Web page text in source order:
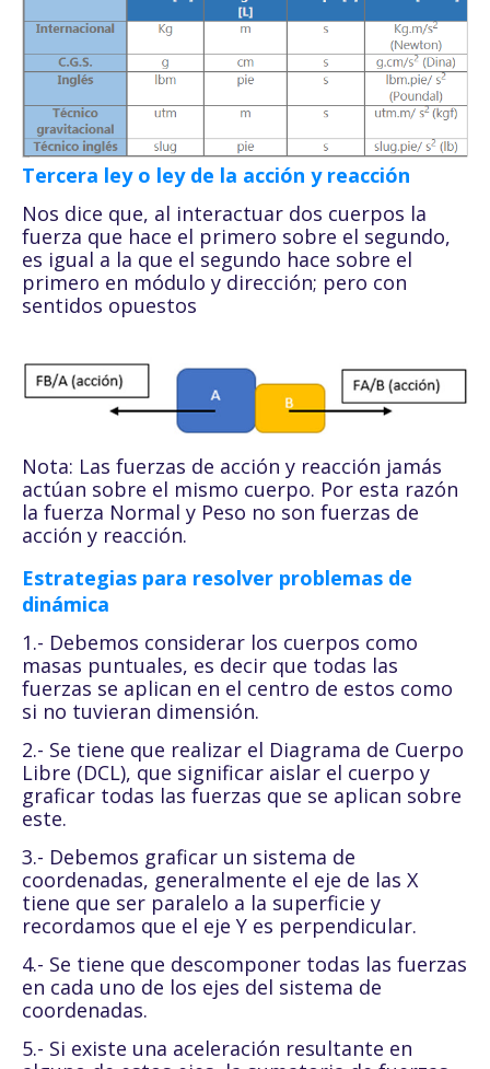
Tercera ley o ley de la acción y reacción
Nos dice que, al interactuar dos cuerpos la
fuerza que hace el primero sobre el segundo,
es igual a la que el segundo hace sobre el
primero en módulo y dirección; pero con
sentidos opuestos
Nota: Las fuerzas de acción y reacción jamás
actúan sobre el mismo cuerpo. Por esta razón
la fuerza Normal y Peso no son fuerzas de
acción y reacción.
Estrategias para resolver problemas de
dinámica
1.- Debemos considerar los cuerpos como
masas puntuales, es decir que todas las
fuerzas se aplican en el centro de estos como
si no tuvieran dimensión.
2.- Se tiene que realizar el Diagrama de Cuerpo
Libre (DCL), que significar aislar el cuerpo y
graficar todas las fuerzas que se aplican sobre
este.
3.- Debemos graficar un sistema de
coordenadas, generalmente el eje de las X
tiene que ser paralelo a la superficie y
recordamos que el eje Y es perpendicular.
4.- Se tiene que descomponer todas las fuerzas
en cada uno de los ejes del sistema de
coordenadas.
5.- Si existe una aceleración resultante en